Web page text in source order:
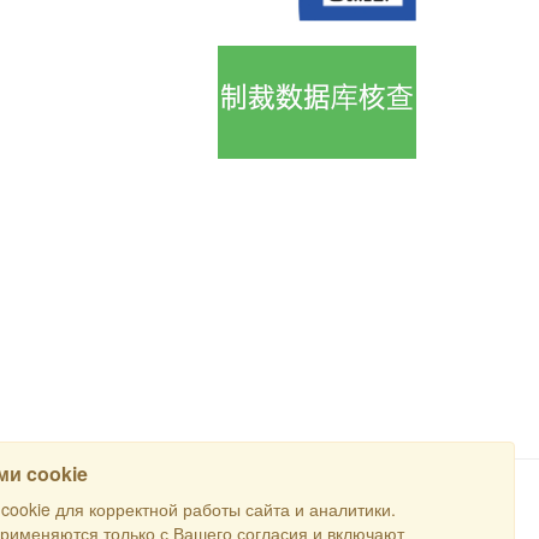
cookie
для корректной работы сайта и аналитики.
только с Вашего согласия и включают
搜寻